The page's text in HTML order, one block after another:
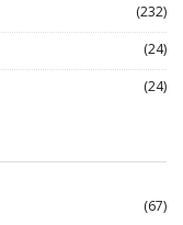
(232)
(24)
(24)
(67)